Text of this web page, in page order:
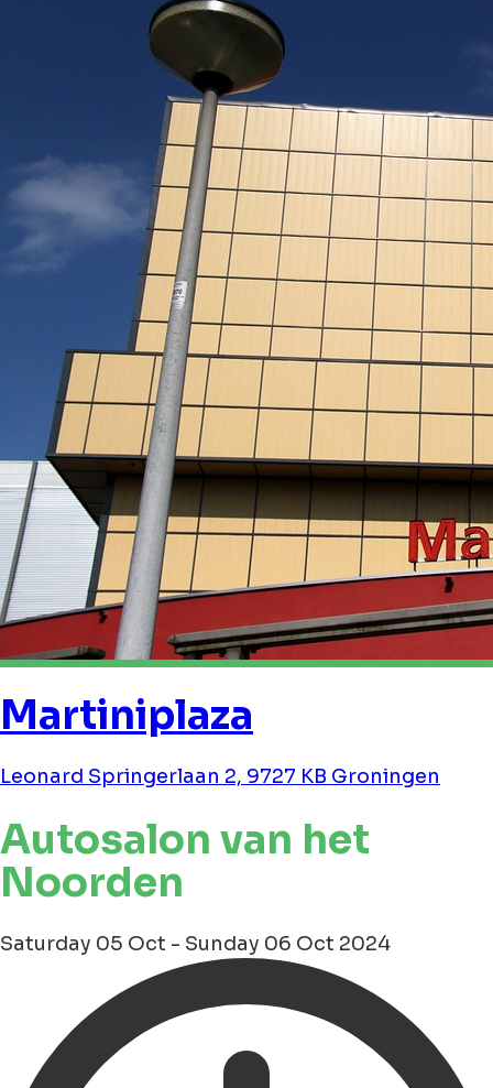
Martiniplaza
Leonard Springerlaan 2, 9727 KB Groningen
Autosalon van het
Noorden
Saturday 05 Oct - Sunday 06 Oct 2024